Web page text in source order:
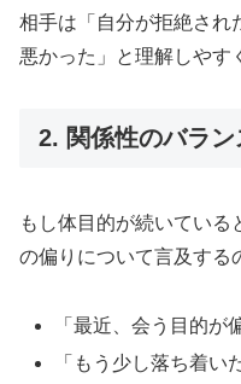
相手は「自分が拒絶され
悪かった」と理解しやす
2. 関係性のバラ
もし体目的が続いてい
の偏りについて言及する
「最近、会う目的が
「もう少し落ち着い